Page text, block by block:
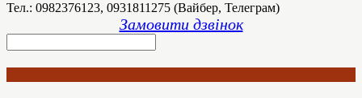
Тел.: 0982376123, 0931811275 (Вайбер, Телеграм)
Замовити дзвінок